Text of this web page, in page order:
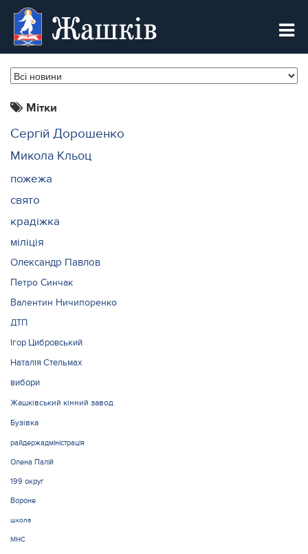
Жашків
Мітки
Сергій Дорошенко
Микола Кльоц
пожежа
свято
крадіжка
міліція
Олександр Павлов
Петро Синчак
Валентин Ничипоренко
ДТП
Ігор Цибровський
Наталія Стельмах
вибори
Жашківський кінний завод
Бузівка
райдержадміністрація
Олена Палій
199 округ
Вороне
школа
МНС